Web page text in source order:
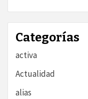
Categorías
activa
Actualidad
alias